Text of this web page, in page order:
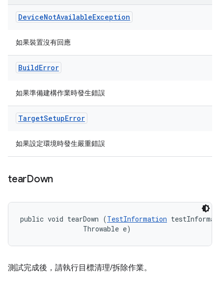
DeviceNotAvailableException
如果裝置沒有回應
BuildError
如果準備建構作業時發生錯誤
TargetSetupError
如果設定環境時發生嚴重錯誤
tearDown
public void tearDown (TestInformation
                Throwable e)
測試完成後，請執行目標清理/拆除作業。